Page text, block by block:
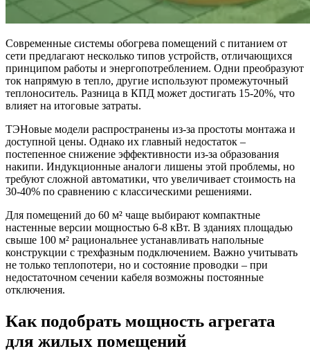
Современные системы обогрева помещений с питанием от
сети предлагают несколько типов устройств, отличающихся
принципом работы и энергопотреблением. Одни преобразуют
ток напрямую в тепло, другие используют промежуточный
теплоноситель. Разница в КПД может достигать 15-20%, что
влияет на итоговые затраты.
ТЭНовые модели распространены из-за простоты монтажа и
доступной цены. Однако их главный недостаток –
постепенное снижение эффективности из-за образования
накипи. Индукционные аналоги лишены этой проблемы, но
требуют сложной автоматики, что увеличивает стоимость на
30-40% по сравнению с классическими решениями.
Для помещений до 60 м² чаще выбирают компактные
настенные версии мощностью 6-8 кВт. В зданиях площадью
свыше 100 м² рациональнее устанавливать напольные
конструкции с трехфазным подключением. Важно учитывать
не только теплопотери, но и состояние проводки – при
недостаточном сечении кабеля возможны постоянные
отключения.
Как подобрать мощность агрегата
для жилых помещений